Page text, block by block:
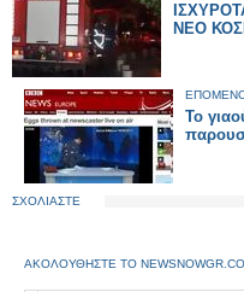
ΝΕΟ
Το
ΣΧΟΛΙΑΣΤΕ
ΑΚΟΛΟΥΘΗΣΤΕ ΤΟ